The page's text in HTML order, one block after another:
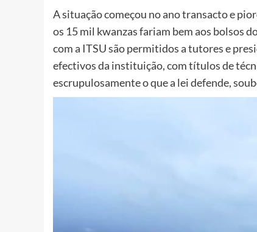
A situação começou no ano transacto e
os 15 mil kwanzas fariam bem aos bolsos
com a ITSU são permitidos a tutores e
efectivos da instituição, com títulos de
escrupulosamente o que a lei defende,